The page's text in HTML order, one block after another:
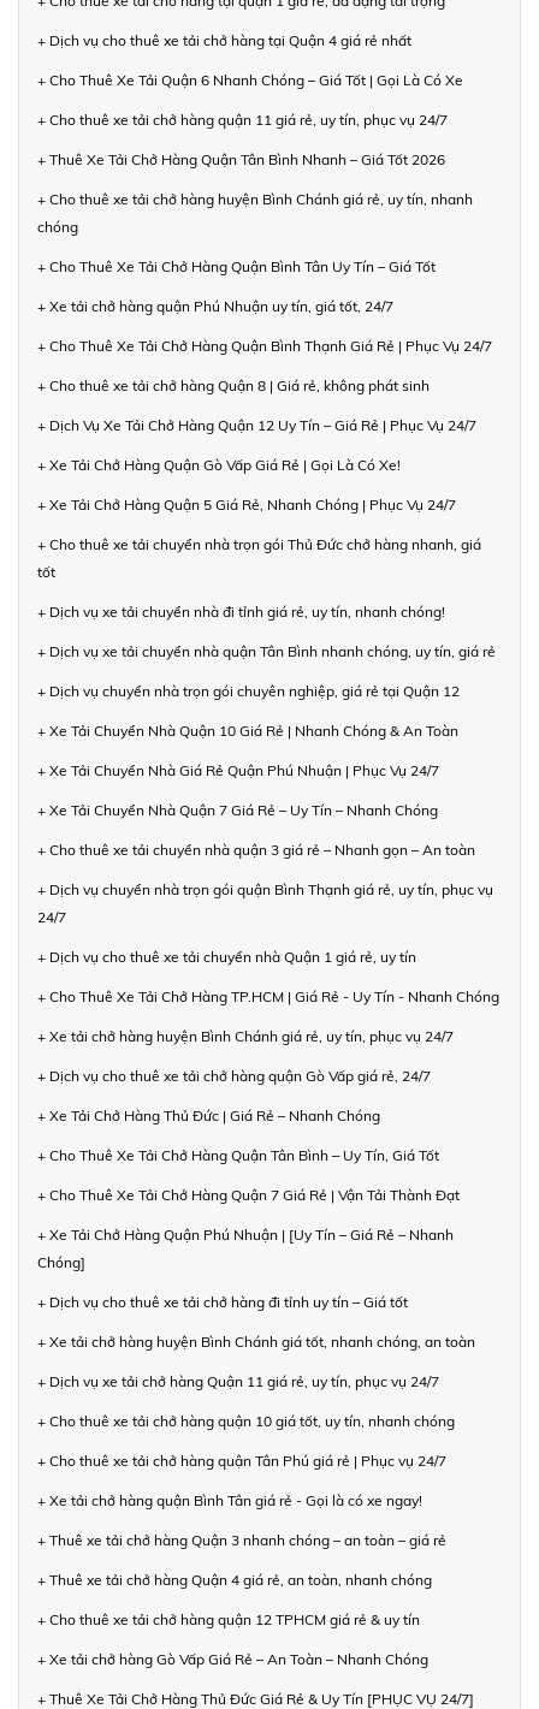
+ Dịch vụ cho thuê xe tải chở hàng tại Quận 4 giá rẻ nhất
+ Cho Thuê Xe Tải Quận 6 Nhanh Chóng – Giá Tốt | Gọi Là Có Xe
+ Cho thuê xe tải chở hàng quận 11 giá rẻ, uy tín, phục vụ 24/7
+ Thuê Xe Tải Chở Hàng Quận Tân Bình Nhanh – Giá Tốt 2026
+ Cho thuê xe tải chở hàng huyện Bình Chánh giá rẻ, uy tín, nhanh
chóng
+ Cho Thuê Xe Tải Chở Hàng Quận Bình Tân Uy Tín – Giá Tốt
+ Xe tải chở hàng quận Phú Nhuận uy tín, giá tốt, 24/7
+ Cho Thuê Xe Tải Chở Hàng Quận Bình Thạnh Giá Rẻ | Phục Vụ 24/7
+ Cho thuê xe tải chở hàng Quận 8 | Giá rẻ, không phát sinh
+ Dịch Vụ Xe Tải Chở Hàng Quận 12 Uy Tín – Giá Rẻ | Phục Vụ 24/7
+ Xe Tải Chở Hàng Quận Gò Vấp Giá Rẻ | Gọi Là Có Xe!
+ Xe Tải Chở Hàng Quận 5 Giá Rẻ, Nhanh Chóng | Phục Vụ 24/7
+ Cho thuê xe tải chuyển nhà trọn gói Thủ Đức chở hàng nhanh, giá
tốt
+ Dịch vụ xe tải chuyển nhà đi tỉnh giá rẻ, uy tín, nhanh chóng!
+ Dịch vụ xe tải chuyển nhà quận Tân Bình nhanh chóng, uy tín, giá rẻ
+ Dịch vụ chuyển nhà trọn gói chuyên nghiệp, giá rẻ tại Quận 12
+ Xe Tải Chuyển Nhà Quận 10 Giá Rẻ | Nhanh Chóng & An Toàn
+ Xe Tải Chuyển Nhà Giá Rẻ Quận Phú Nhuận | Phục Vụ 24/7
+ Xe Tải Chuyển Nhà Quận 7 Giá Rẻ – Uy Tín – Nhanh Chóng
+ Cho thuê xe tải chuyển nhà quận 3 giá rẻ – Nhanh gọn – An toàn
+ Dịch vụ chuyển nhà trọn gói quận Bình Thạnh giá rẻ, uy tín, phục vụ
24/7
+ Dịch vụ cho thuê xe tải chuyển nhà Quận 1 giá rẻ, uy tín
+ Cho Thuê Xe Tải Chở Hàng TP.HCM | Giá Rẻ - Uy Tín - Nhanh Chóng
+ Xe tải chở hàng huyện Bình Chánh giá rẻ, uy tín, phục vụ 24/7
+ Dịch vụ cho thuê xe tải chở hàng quận Gò Vấp giá rẻ, 24/7
+ Xe Tải Chở Hàng Thủ Đức | Giá Rẻ – Nhanh Chóng
+ Cho Thuê Xe Tải Chở Hàng Quận Tân Bình – Uy Tín, Giá Tốt
+ Cho Thuê Xe Tải Chở Hàng Quận 7 Giá Rẻ | Vận Tải Thành Đạt
+ Xe Tải Chở Hàng Quận Phú Nhuận | [Uy Tín – Giá Rẻ – Nhanh
Chóng]
+ Dịch vụ cho thuê xe tải chở hàng đi tỉnh uy tín – Giá tốt
+ Xe tải chở hàng huyện Bình Chánh giá tốt, nhanh chóng, an toàn
+ Dịch vụ xe tải chở hàng Quận 11 giá rẻ, uy tín, phục vụ 24/7
+ Cho thuê xe tải chở hàng quận 10 giá tốt, uy tín, nhanh chóng
+ Cho thuê xe tải chở hàng quận Tân Phú giá rẻ | Phục vụ 24/7
+ Xe tải chở hàng quận Bình Tân giá rẻ - Gọi là có xe ngay!
+ Thuê xe tải chở hàng Quận 3 nhanh chóng – an toàn – giá rẻ
+ Thuê xe tải chở hàng Quận 4 giá rẻ, an toàn, nhanh chóng
+ Cho thuê xe tải chở hàng quận 12 TPHCM giá rẻ & uy tín
+ Xe tải chở hàng Gò Vấp Giá Rẻ – An Toàn – Nhanh Chóng
+ Thuê Xe Tải Chở Hàng Thủ Đức Giá Rẻ & Uy Tín [PHỤC VỤ 24/7]